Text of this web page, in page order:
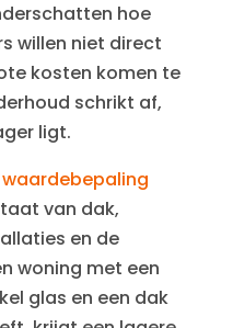
hoe
willen niet direct
kosten komen te
schrikt af,
ligt.
waardebepaling
van dak,
en de
woning met een
glas en een dak